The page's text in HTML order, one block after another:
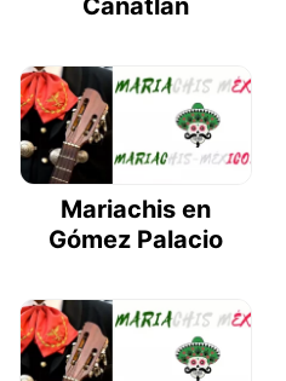
Canatlán
Mariachis en
Gómez Palacio